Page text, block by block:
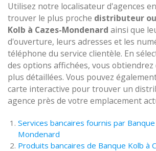
Utilisez notre localisateur d'agences
trouver le plus proche distributeur
Kolb à Cazes-Mondenard ainsi que
d'ouverture, leurs adresses et les
téléphone du service clientèle. En
des options affichées, vous
plus détaillées. Vous pouvez
carte interactive pour trouver un
agence près de votre emplacement
Services bancaires fournis par
Mondenard
Produits bancaires de Banque Kolb à